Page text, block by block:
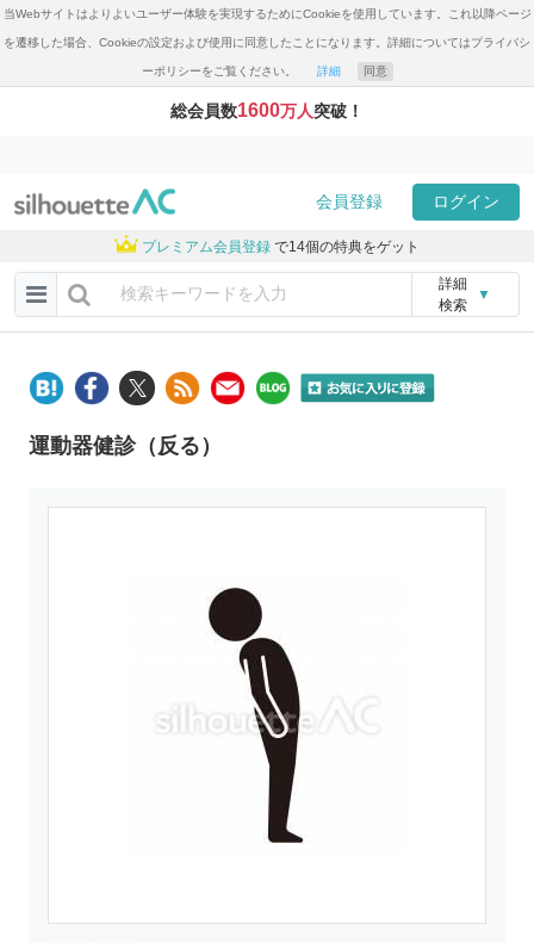
当Webサイトはよりよいユーザー体験を実現するためにCookieを使用しています。これ以降ページ
を遷移した場合、Cookieの設定および使用に同意したことになります。詳細についてはプライバシ
ーポリシーをご覧ください。 詳細 同意
総会員数1600万人突破！
会員登録 ログイン
プレミアム会員登録 で14個の特典をゲット
詳細
検索
▼
運動器健診（反る）